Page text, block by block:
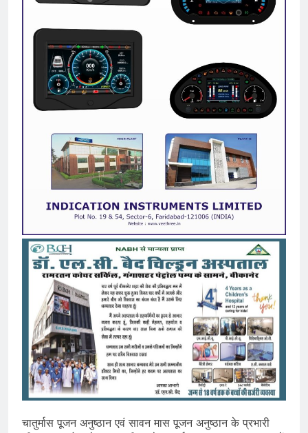
चातुर्मास पूजन अनुष्ठान एवं सावन मास पूजन अनुष्ठान के प्रभारी